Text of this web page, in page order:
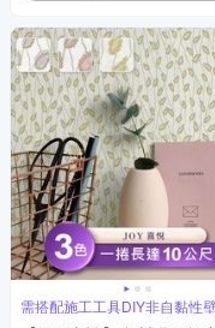
需搭配施工工具DIY非自黏性